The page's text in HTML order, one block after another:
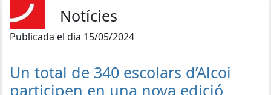
Notícies
Publicada el dia 15/05/2024
Un total de 340 escolars d’Alcoi
participen en una nova edició